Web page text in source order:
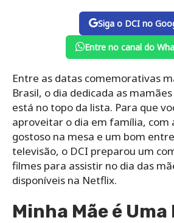
Siga o DCI no
Entre no canal do
Entre as datas comemorativas
Brasil, o dia dedicada as
está no topo da lista. Para que
aproveitar o dia em família, com
gostoso na mesa e um bom
televisão, o DCI preparou um
filmes para assistir no dia das
disponíveis na Netflix.
Minha Mãe é Uma